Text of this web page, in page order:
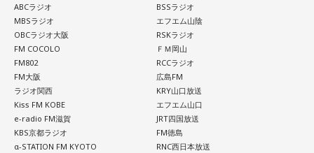
ABCラジオ
MBSラジオ
OBCラジオ大阪
FM COCOLO
FM802
FM大阪
ラジオ関西
Kiss FM KOBE
e-radio FM滋賀
KBS京都ラジオ
α-STATION FM KYOTO
BSSラジオ
エフエム山陰
RSKラジオ
ＦＭ岡山
RCCラジオ
広島FM
KRY山口放送
エフエム山口
JRT四国放送
FM徳島
RNC西日本放送